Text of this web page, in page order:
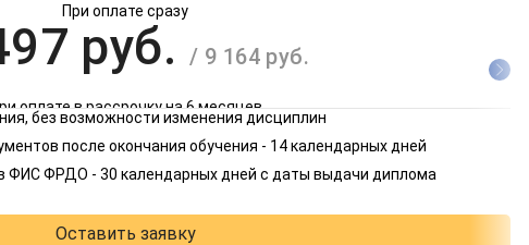
При оплате сразу
руб. / 9 164 руб.
оплате в рассрочку на 6 месяцев
руб./ 4 582 руб.
без возможности изменения дисциплин
после окончания обучения - 14 календарных дней
ФИС ФРДО - 30 календарных дней с даты выдачи диплома
Оставить заявку